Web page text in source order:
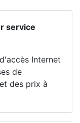
service
Internet
de
et des prix à